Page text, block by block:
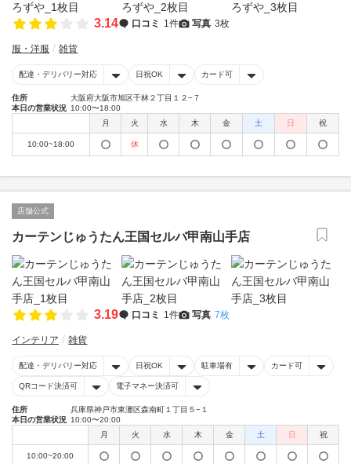
3.14 口コミ 1件 写真 3枚
服・洋服 雑貨
配達・デリバリー対応 日祝OK カード可
住所
大阪府大阪市旭区千林２丁目１２−７
本日の営業状況 10:00〜18:00
月
火 水 木 金 土 日 祝
10:00~18:00 休
店舗公式
カーテンじゅうたん王国セルバ甲南山手店
3.19 口コミ 1件 写真 7枚
インテリア 雑貨
配達・デリバリー対応 日祝OK 駐車場有 カード可
QRコード決済可 電子マネー決済可
住所
兵庫県神戸市東灘区森南町１丁目５−１
本日の営業状況 10:00〜20:00
月
火 水 木 金 土 日 祝
10:00~20:00